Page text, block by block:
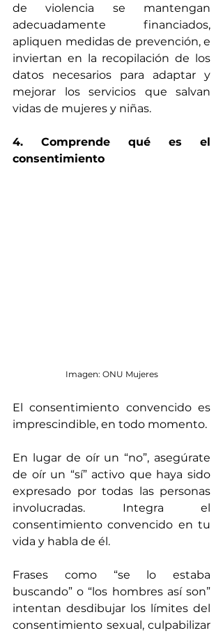
de violencia se mantengan
adecuadamente financiados,
apliquen medidas de prevención, e
inviertan en la recopilación de los
datos necesarios para adaptar y
mejorar los servicios que salvan
vidas de mujeres y niñas.
4. Comprende qué es el
consentimiento
Imagen: ONU Mujeres
El consentimiento convencido es
imprescindible, en todo momento.
En lugar de oír un “no”, asegúrate
de oír un “sí” activo que haya sido
expresado por todas las personas
involucradas. Integra el
consentimiento convencido en tu
vida y habla de él.
Frases como “se lo estaba
buscando” o “los hombres así son”
intentan desdibujar los límites del
consentimiento sexual, culpabilizar